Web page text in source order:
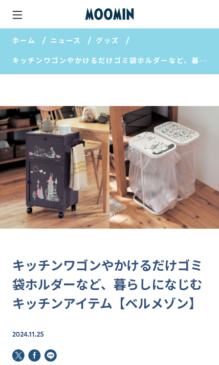
ホーム ニュース グッズ
キッチンワゴンやかけるだけゴミ袋ホルダーなど、暮らしになじむキッチンアイテム【ベルメゾン】
キッチンワゴンやかけるだけゴミ
袋ホルダーなど、暮らしになじむ
キッチンアイテム【ベルメゾン】
2024.11.25